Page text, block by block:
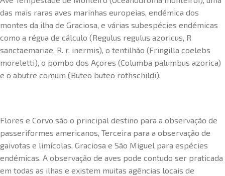
das mais raras aves marinhas europeias, endémica dos
montes da ilha de Graciosa, e várias subespécies endémicas
como a régua de cálculo (Regulus regulus azoricus, R
sanctaemariae, R. r. inermis), o tentilhão (Fringilla coelebs
moreletti), o pombo dos Açores (Columba palumbus azorica)
e o abutre comum (Buteo buteo rothschildi).
Flores e Corvo são o principal destino para a observação de
passeriformes americanos, Terceira para a observação de
gaivotas e limícolas, Graciosa e São Miguel para espécies
endémicas. A observação de aves pode contudo ser praticada
em todas as ilhas e existem muitas agências locais de